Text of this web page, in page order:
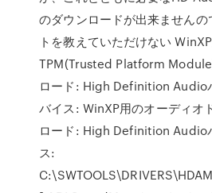
のダウンロードが出来ませんの
トを教えていただけない
TPM(Trusted Platform
ロード: High Definition Audio
バイス: WinXP用のオーディオ
ロード: High Definition Audio
ス: